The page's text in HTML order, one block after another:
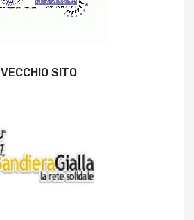
VECCHIO SITO